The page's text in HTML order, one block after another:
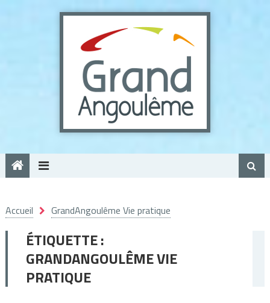
Accueil GrandAngoulême Vie pratique
ÉTIQUETTE :
GRANDANGOULÊME VIE
PRATIQUE
Panneau de gestion des cookies